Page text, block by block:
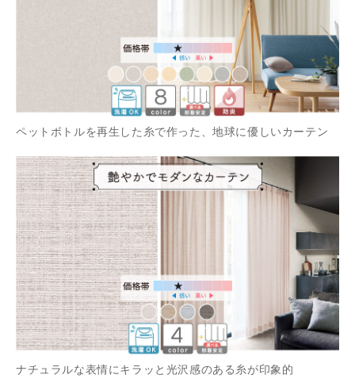
ペットボトルを再生した糸で作った、地球に優しいカーテン
ナチュラルな表情にキラッと光沢感のある糸が印象的